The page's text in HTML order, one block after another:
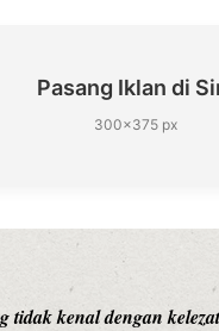
Pasang Iklan di
300×375 px
tidak kenal dengan